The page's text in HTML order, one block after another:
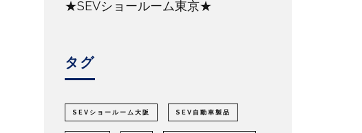
★SEVショールーム東京★
タグ
SEVショールーム大阪 SEV自動車製品